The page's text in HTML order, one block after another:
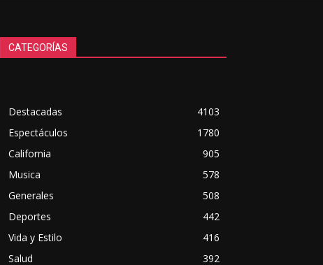
CATEGORÍAS
Destacadas
4103
Espectáculos
1780
California
905
Musica
578
Generales
508
Deportes
442
Vida y Estilo
416
Salud
392